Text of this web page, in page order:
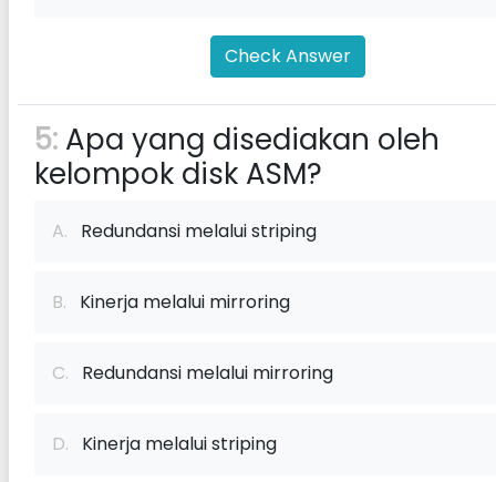
Check Answer
5: Apa yang disediakan oleh
kelompok disk ASM?
A. Redundansi melalui striping
B. Kinerja melalui mirroring
C. Redundansi melalui mirroring
D. Kinerja melalui striping